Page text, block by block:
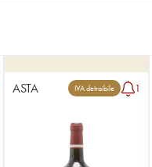
ASTA IVA detraibile 1